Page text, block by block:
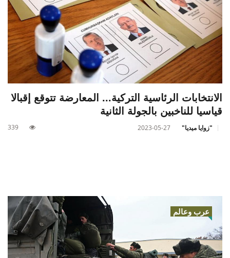
الانتخابات الرئاسية التركية... المعارضة تتوقع إقبالا
قياسيا للناخبين بالجولة الثانية
"زوايا ميديا" 2023-05-27
339
عرب وعالم